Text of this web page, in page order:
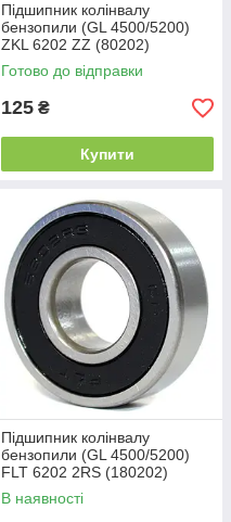
Підшипник колінвалу
бензопили (GL 4500/5200)
ZKL 6202 ZZ (80202)
Промислова упаковка
(15x35x11)
Готово до відправки
125 ₴
Купити
Підшипник колінвалу
бензопили (GL 4500/5200)
FLT 6202 2RS (180202)
(15x35x11)
В наявності